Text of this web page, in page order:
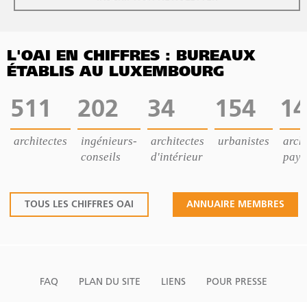
L'OAI EN CHIFFRES : BUREAUX
ÉTABLIS AU LUXEMBOURG
511
architectes
202
ingénieurs-
conseils
34
architectes
d'intérieur
154
urbanistes
14
TOUS LES CHIFFRES OAI ANNUAIRE MEMBRES
FAQ PLAN DU SITE LIENS POUR PRESSE